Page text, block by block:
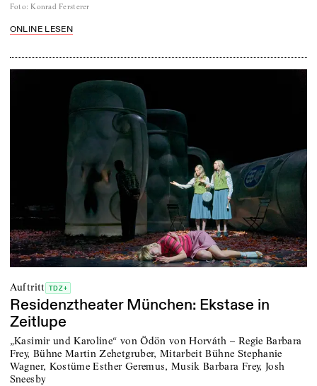
Foto: Konrad Fersterer
ONLINE LESEN
Auftritt TDZ+
Residenztheater München: Ekstase in
Zeitlupe
„Kasimir und Karoline“ von Ödön von Horváth – Regie Barbara
Frey, Bühne Martin Zehetgruber, Mitarbeit Bühne Stephanie
Wagner, Kostüme Esther Geremus, Musik Barbara Frey, Josh
Sneesby